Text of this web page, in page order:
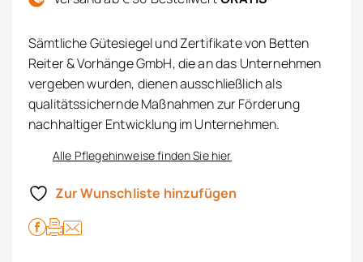
Sämtliche Gütesiegel und Zertifikate von Betten
Reiter & Vorhänge GmbH, die an das Unternehmen
vergeben wurden, dienen ausschließlich als
qualitätssichernde Maßnahmen zur Förderung
nachhaltiger Entwicklung im Unternehmen.
Alle Pflegehinweise finden Sie hier
Zur Wunschliste hinzufügen